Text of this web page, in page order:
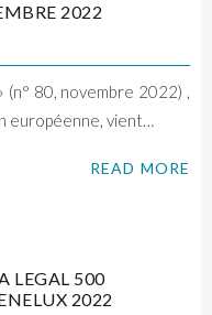
2022
80, novembre 2022) ,
européenne, vient…
READ MORE
LEGAL 500
2022